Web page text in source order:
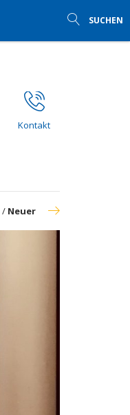
SUCHEN
Kontakt
/ Neuer